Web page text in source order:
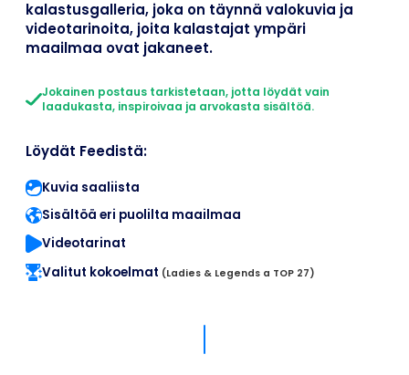
kalastusgalleria, joka on täynnä valokuvia ja
videotarinoita, joita kalastajat ympäri
maailmaa ovat jakaneet.
Jokainen postaus tarkistetaan, jotta löydät vain
laadukasta, inspiroivaa ja arvokasta sisältöä.
Löydät Feedistä:
Kuvia saaliista
Sisältöä eri puolilta maailmaa
Videotarinat
Valitut kokoelmat (Ladies & Legends a TOP 27)